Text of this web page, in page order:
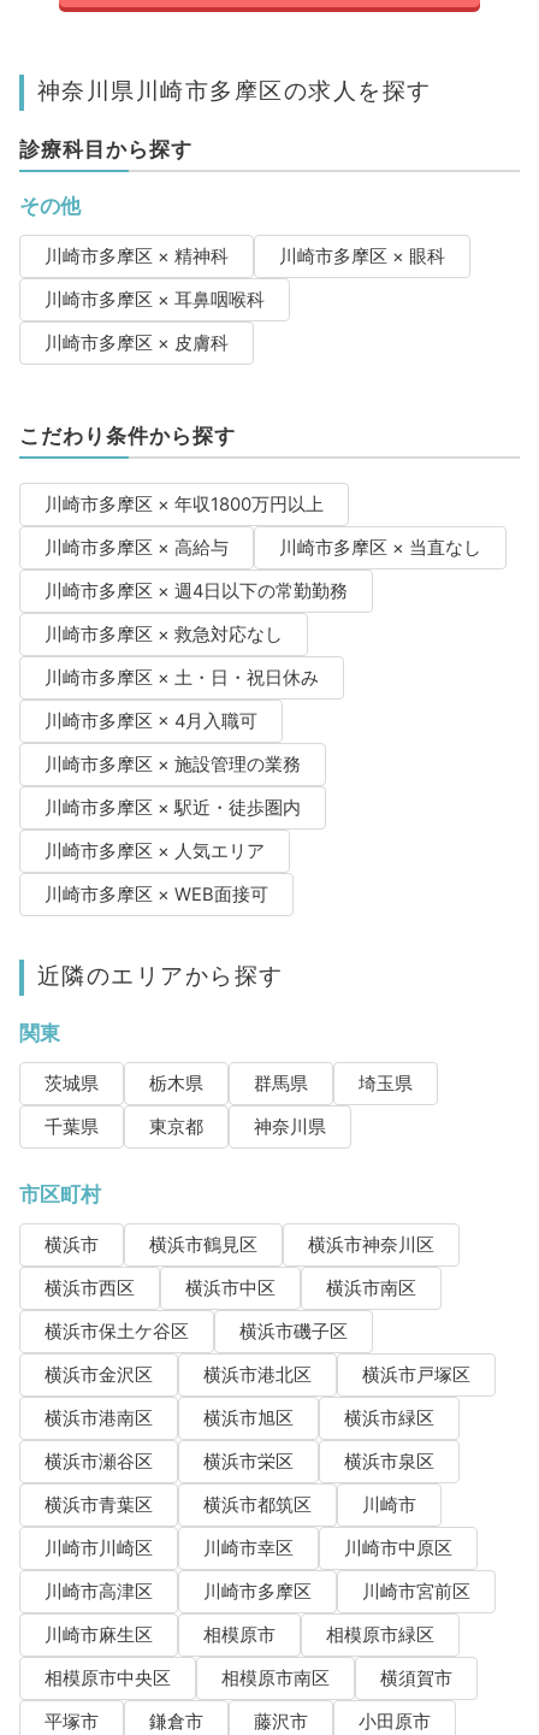
神奈川県川崎市多摩区の求人を探す
診療科目から探す
その他
川崎市多摩区 × 精神科
川崎市多摩区 × 眼科
川崎市多摩区 × 耳鼻咽喉科
川崎市多摩区 × 皮膚科
こだわり条件から探す
川崎市多摩区 × 年収1800万円以上
川崎市多摩区 × 高給与
川崎市多摩区 × 当直なし
川崎市多摩区 × 週4日以下の常勤勤務
川崎市多摩区 × 救急対応なし
川崎市多摩区 × 土・日・祝日休み
川崎市多摩区 × 4月入職可
川崎市多摩区 × 施設管理の業務
川崎市多摩区 × 駅近・徒歩圏内
川崎市多摩区 × 人気エリア
川崎市多摩区 × WEB面接可
近隣のエリアから探す
関東
茨城県 栃木県 群馬県
埼玉県
千葉県
東京都 神奈川県
市区町村
横浜市 横浜市鶴見区
横浜市神奈川区
横浜市西区
横浜市中区
横浜市南区
横浜市保土ケ谷区
横浜市磯子区
横浜市金沢区
横浜市港北区
横浜市戸塚区
横浜市港南区
横浜市旭区
横浜市緑区
横浜市瀬谷区
横浜市栄区
横浜市泉区
横浜市青葉区
横浜市都筑区
川崎市
川崎市川崎区
川崎市幸区
川崎市中原区
川崎市高津区
川崎市多摩区
川崎市宮前区
川崎市麻生区
相模原市
相模原市緑区
相模原市中央区
相模原市南区
横須賀市
平塚市
鎌倉市 藤沢市
小田原市